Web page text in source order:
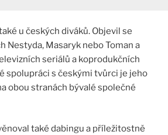
u českých diváků. Objevil se
Nestyda, Masaryk nebo Toman a
seriálů a koprodukčních
spolupráci s českými tvůrci je jeho
obou stranách bývalé společné
také dabingu a příležitostně